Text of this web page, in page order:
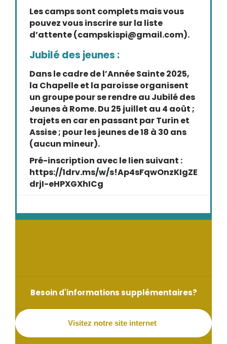
Les camps sont complets mais vous
pouvez vous inscrire sur la liste
d’attente (campskispi@gmail.com).
Jubilé des jeunes :
Dans le cadre de l’Année Sainte 2025,
la Chapelle et la paroisse organisent
un groupe pour se rendre au Jubilé des
Jeunes à Rome. Du 25 juillet au 4 août ;
trajets en car en passant par Turin et
Assise ; pour les jeunes de 18 à 30 ans
(aucun mineur).
Pré-inscription avec le lien suivant :
https://1drv.ms/w/s!Ap4sFqwOnzKIgZE
drjI-eHPXGXhICg
Besoin d'informations supplémentaires?
Visitez notre site internet